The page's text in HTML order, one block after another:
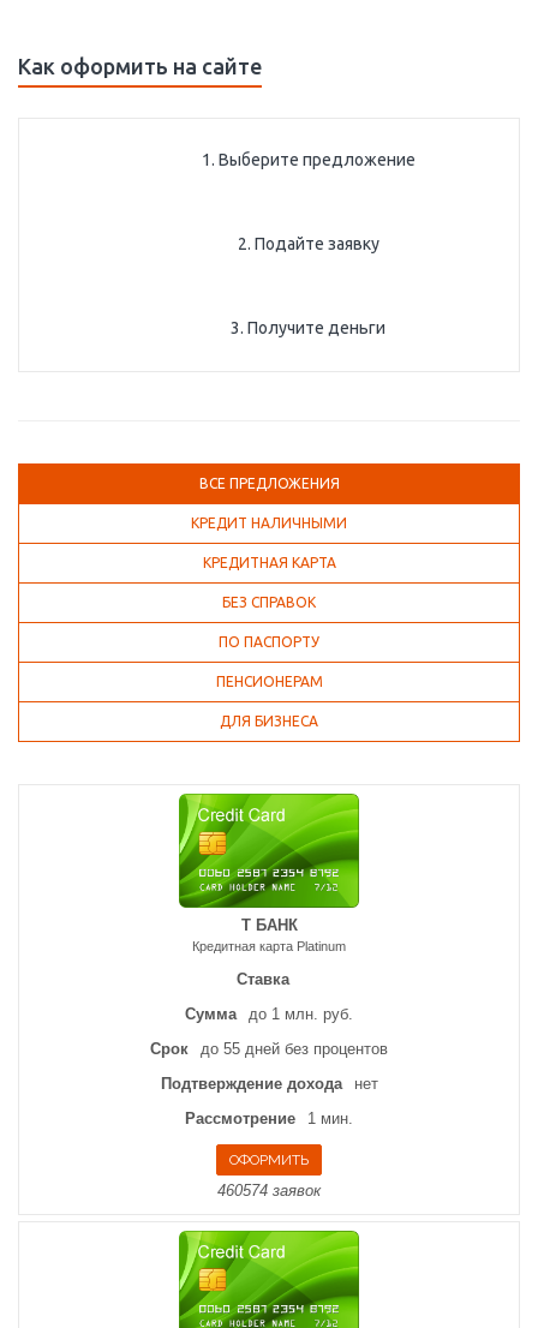
Как оформить на сайте
1. Выберите предложение
2. Подайте заявку
3. Получите деньги
ВСЕ ПРЕДЛОЖЕНИЯ
КРЕДИТ НАЛИЧНЫМИ
КРЕДИТНАЯ КАРТА
БЕЗ СПРАВОК
ПО ПАСПОРТУ
ПЕНСИОНЕРАМ
ДЛЯ БИЗНЕСА
Т БАНК
Кредитная карта Platinum
Ставка
Сумма
до 1 млн. руб.
Срок
до 55 дней без процентов
Подтверждение дохода
нет
Рассмотрение
1 мин.
460574 заявок